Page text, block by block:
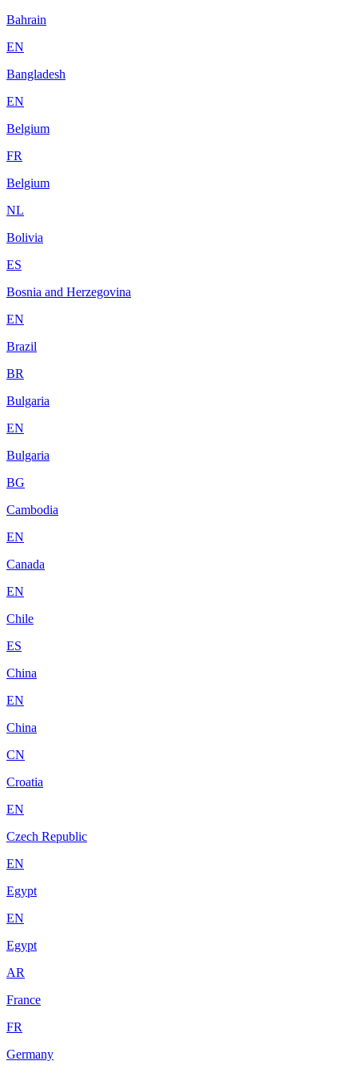
Bahrain
EN
Bangladesh
EN
Belgium
FR
Belgium
NL
Bolivia
ES
Bosnia and Herzegovina
EN
Brazil
BR
Bulgaria
EN
Bulgaria
BG
Cambodia
EN
Canada
EN
Chile
ES
China
EN
China
CN
Croatia
EN
Czech Republic
EN
Egypt
EN
Egypt
AR
France
FR
Germany